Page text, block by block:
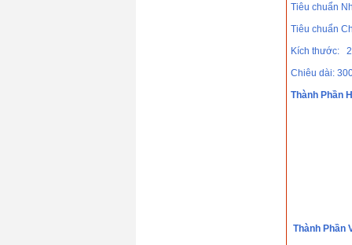
Tiêu chuẩn
Tiêu chuẩn
Kích thước:
Chiêu dài:
Thành Phần
Thành Phần